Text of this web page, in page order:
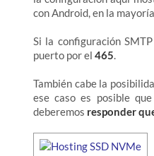
con Android, en la
Si la configuración
puerto por el 465.
También cabe la
ese caso es posible
deberemos responder